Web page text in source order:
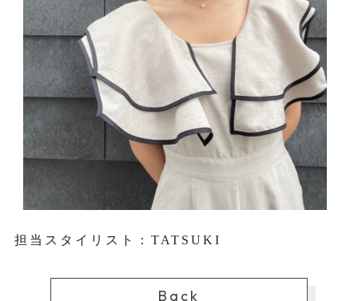
担当スタイリスト：TATSUKI
Back